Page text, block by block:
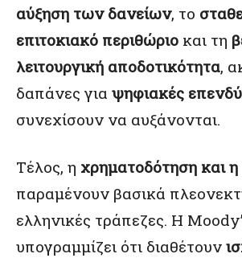
αύξηση των δανείων, το
επιτοκιακό περιθώριο και τη
λειτουργική αποδοτικότητα,
δαπάνες για ψηφιακές
συνεχίσουν να αυξάνονται.
Τέλος, η χρηματοδότηση και
παραμένουν βασικά
ελληνικές τράπεζες. Η
υπογραμμίζει ότι διαθέτουν